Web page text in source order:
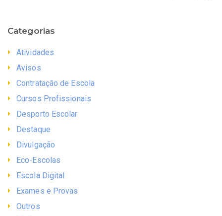
Categorias
Atividades
Avisos
Contratação de Escola
Cursos Profissionais
Desporto Escolar
Destaque
Divulgação
Eco-Escolas
Escola Digital
Exames e Provas
Outros